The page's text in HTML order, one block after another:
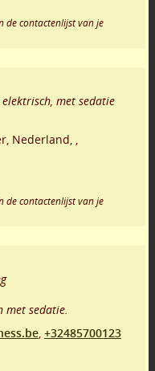
de contactenlijst van je
met sedatie
Nederland,
de contactenlijst van je
sedatie.
+32485700123